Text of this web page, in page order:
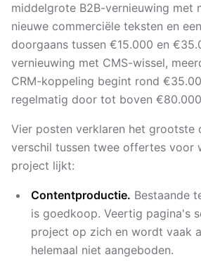
middelgrote B2B-vernieuwing met
nieuwe commerciële teksten en
doorgaans tussen €15.000 en
vernieuwing met CMS-wissel,
CRM-koppeling begint rond
regelmatig door tot boven
Vier posten verklaren het grootste
verschil tussen twee offertes voor
project lijkt:
Contentproductie. Bestaande
is goedkoop. Veertig pagina's
project op zich en wordt vaak
helemaal niet aangeboden.